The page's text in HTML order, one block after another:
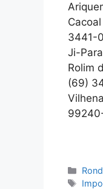
3441-
Ji-
Rolim
(69)
Tags